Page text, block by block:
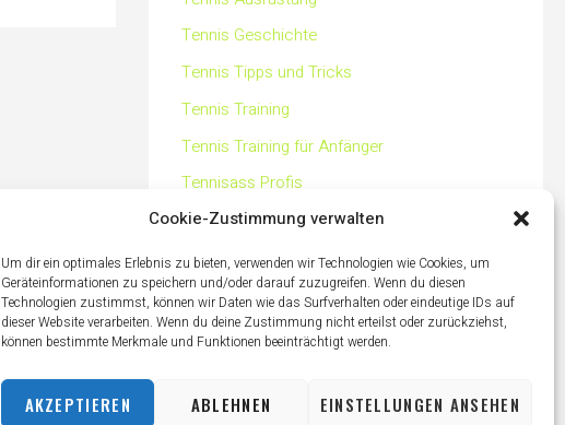
Cookie-Zustimmung verwalten
Um dir ein optimales Erlebnis zu bieten, verwenden wir Technologien wie Cookies, um
Geräteinformationen zu speichern und/oder darauf zuzugreifen. Wenn du diesen
Technologien zustimmst, können wir Daten wie das Surfverhalten oder eindeutige IDs auf
dieser Website verarbeiten. Wenn du deine Zustimmung nicht erteilst oder zurückziehst,
können bestimmte Merkmale und Funktionen beeinträchtigt werden.
AKZEPTIEREN ABLEHNEN EINSTELLUNGEN ANSEHEN
Tennis Geschichte
Tennis Tipps und Tricks
Tennis Training
Tennis Training für Anfänger
Tennisass Profis
Tennisbälle
Tennisplatz
Tennisschläger
Tennisschuhe
Tennisurlaub